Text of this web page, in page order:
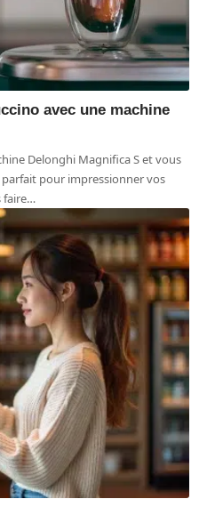
avec une machine
Delonghi Magnifica S et vous
pour impressionner vos
faire…